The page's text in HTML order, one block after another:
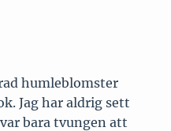
humleblomster
Jag har aldrig sett
bara tvungen att